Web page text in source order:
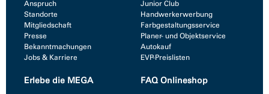
Anspruch
Standorte
Mitgliedschaft
Presse
Bekanntmachungen
Jobs & Karriere
Junior Club
Handwerkerwerbung
Farbgestaltungsservice
Planer- und Objektservice
Autokauf
EVP-Preislisten
Erlebe die MEGA FAQ Onlineshop